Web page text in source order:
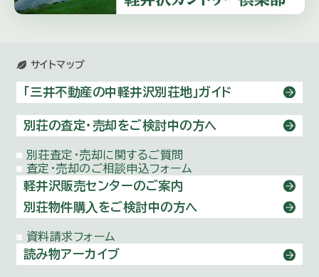
サイトマップ
「三井不動産の中軽井沢別荘地」ガイド
別荘の査定・売却をご検討中の方へ
別荘査定・売却に関するご質問
査定・売却のご相談申込フォーム
軽井沢販売センターのご案内
別荘物件購⼊をご検討中の方へ
資料請求フォーム
読み物アーカイブ